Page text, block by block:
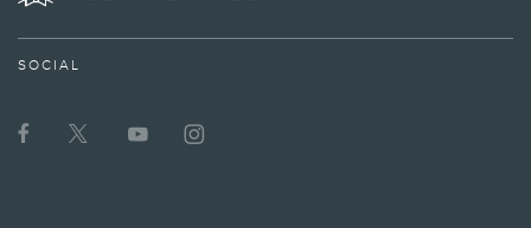
sobre los vehículos
1.
SOCIAL